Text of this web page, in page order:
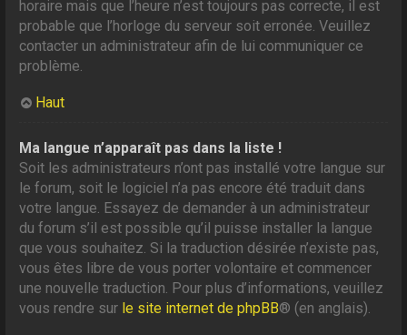
horaire mais que l’heure n’est toujours pas correcte, il est
probable que l’horloge du serveur soit erronée. Veuillez
contacter un administrateur afin de lui communiquer ce
problème.
Haut
Ma langue n’apparaît pas dans la liste !
Soit les administrateurs n’ont pas installé votre langue sur
le forum, soit le logiciel n’a pas encore été traduit dans
votre langue. Essayez de demander à un administrateur
du forum s’il est possible qu’il puisse installer la langue
que vous souhaitez. Si la traduction désirée n’existe pas,
vous êtes libre de vous porter volontaire et commencer
une nouvelle traduction. Pour plus d’informations, veuillez
vous rendre sur le site internet de phpBB® (en anglais).